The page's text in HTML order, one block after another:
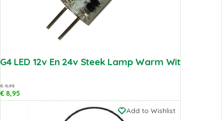
G4 LED 12v En 24v Steek Lamp Warm Wit
€9,95
€8,95
Add to Wishlist